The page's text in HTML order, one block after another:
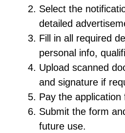
Select the
detailed
Fill in all required
personal info,
Upload scanned
and signature if
Pay the application
Submit the form
future use.